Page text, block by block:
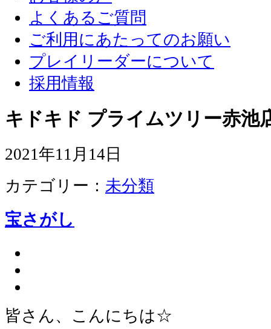
よくあるご質問
ご利用にあたってのお願い
プレイリーダーについて
採用情報
キドキド プライムツリー赤池
2021年11月14日
カテゴリー： 未分類
宝さがし
皆さん、こんにちは☆